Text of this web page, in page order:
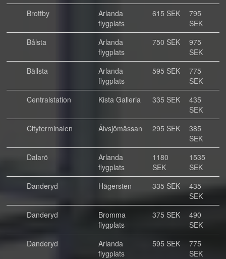
Brottby
Arlanda
flygplats
615 SEK
795
SEK
Bålsta
Arlanda
flygplats
750 SEK
975
SEK
Bällsta
Arlanda
flygplats
595 SEK
775
SEK
Centralstation
Kista Galleria 335 SEK
435
SEK
Cityterminalen
Älvsjömässan 295 SEK
385
SEK
Dalarö
Arlanda
flygplats
1180
SEK
1535
SEK
Danderyd
Hägersten 335 SEK
435
SEK
Danderyd
Bromma
flygplats
375 SEK
490
SEK
Danderyd
Arlanda
flygplats
595 SEK
775
SEK